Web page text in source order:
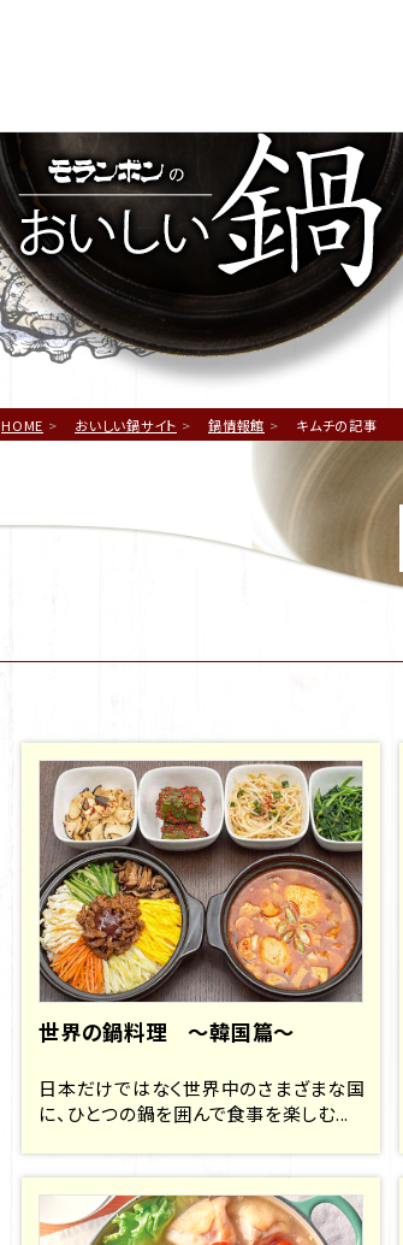
HOME おいしい鍋サイト 鍋情報館 キムチの記事
世界の鍋料理 ～韓国篇～
日本だけではなく世界中のさまざまな国
に、ひとつの鍋を囲んで食事を楽しむ...